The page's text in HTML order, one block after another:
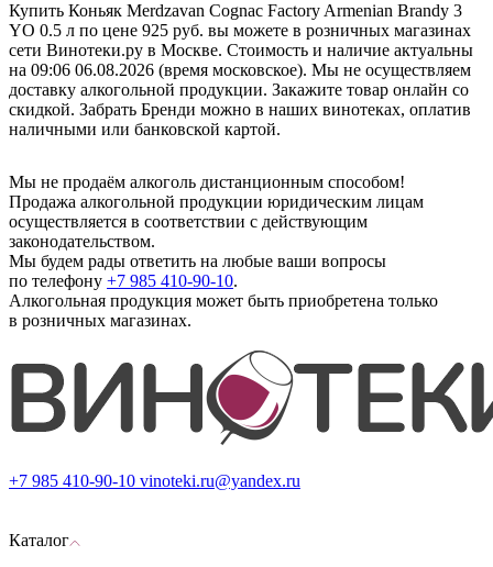
Купить Коньяк Merdzavan Cognac Factory Armenian Brandy 3
YO 0.5 л по цене 925 руб. вы можете в розничных магазинах
сети Винотеки.ру в Москве. Стоимость и наличие актуальны
на 09:06 06.08.2026 (время московское). Мы не осуществляем
доставку алкогольной продукции. Закажите товар онлайн со
скидкой. Забрать Бренди можно в наших винотеках, оплатив
наличными или банковской картой.
Мы не продаём алкоголь дистанционным способом!
Продажа алкогольной продукции юридическим лицам
осуществляется в соответствии с действующим
законодательством.
Мы будем рады ответить на любые ваши вопросы
по телефону +7 985 410-90-10.
Алкогольная продукция может быть приобретена только
в розничных магазинах.
+7 985 410-90-10 vinoteki.ru@yandex.ru
Каталог